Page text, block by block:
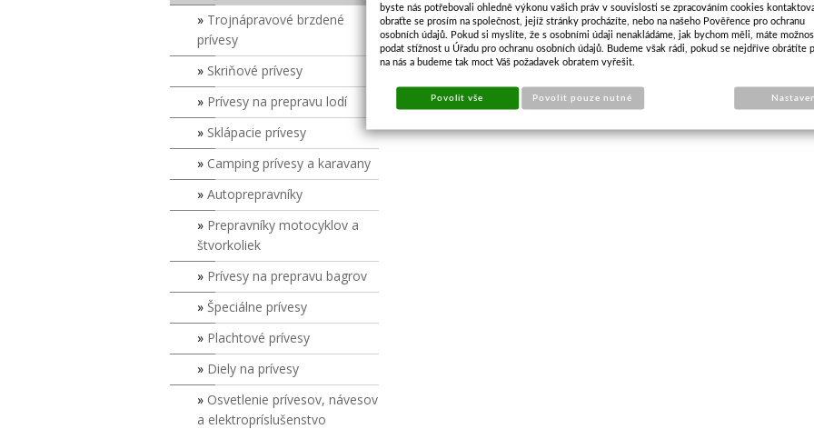
Trojnápravové brzdené
prívesy
Skriňové prívesy
Prívesy na prepravu lodí
Sklápacie prívesy
Camping prívesy a karavany
Autoprepravníky
Prepravníky motocyklov a
štvorkoliek
Prívesy na prepravu bagrov
Špeciálne prívesy
Plachtové prívesy
Diely na prívesy
Osvetlenie prívesov, návesov
a elektropríslušenstvo
byste nás potřebovali ohledně výkonu vašich práv v souvislosti se zpracováním cookies
obraťte se prosím na společnost, jejíž stránky procházíte, nebo na našeho Pověřence pro ochranu
osobních údajů. Pokud si myslíte, že s osobními údaji nenakládáme, jak bychom měli, máte
podat stížnost u Úřadu pro ochranu osobních údajů. Budeme však rádi, pokud se nejdříve obrátíte
na nás a budeme tak moct Váš požadavek obratem vyřešit.
Povolit vše Povolit pouze nutné